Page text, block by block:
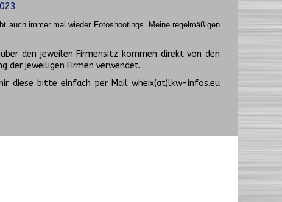
auch immer mal wieder Fotoshootings. Meine regelmäßigen
den jeweilen Firmensitz kommen direkt von den
der jeweiligen Firmen verwendet.
diese bitte einfach per Mail wheix(at)lkw-infos.eu